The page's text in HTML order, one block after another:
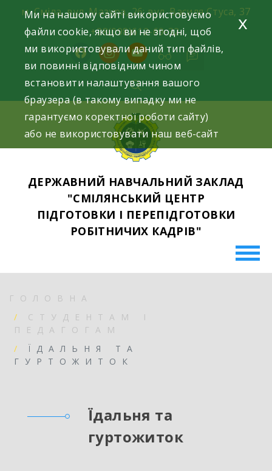
content
м. Сміла, вул. Мазура, 26; вул. Василя Стуса, 37
+38(098)612-69-32.
facebookinstagram
youtube
ДЕРЖАВНИЙ НАВЧАЛЬНИЙ ЗАКЛАД
"СМІЛЯНСЬКИЙ ЦЕНТР
ПІДГОТОВКИ І ПЕРЕПІДГОТОВКИ
РОБІТНИЧИХ КАДРІВ"
ГОЛОВНА
СТУДЕНТАМ І
ПЕДАГОГАМ
ЇДАЛЬНЯ ТА
ГУРТОЖИТОК
Їдальня та
гуртожиток
Ми на нашому сайті використовуємо
файли cookie, якщо ви не згодні, щоб
ми використовували даний тип файлів,
ви повинні відповідним чином
встановити налаштування вашого
браузера (в такому випадку ми не
гарантуємо коректної роботи сайту)
або не використовувати наш веб-сайт
x